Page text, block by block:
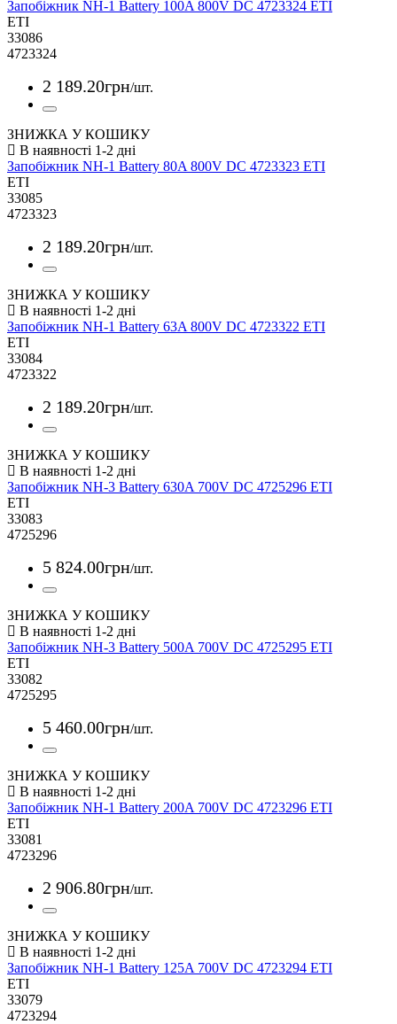
Запобіжник NH-1 Battery 100A 800V DC 4723324 ETI
ETI
33086
4723324
2 189.20грн/шт.
ЗНИЖКА У КОШИКУ
Запобіжник NH-1 Battery 80A 800V DC 4723323 ETI
ETI
33085
4723323
2 189.20грн/шт.
ЗНИЖКА У КОШИКУ
Запобіжник NH-1 Battery 63A 800V DC 4723322 ETI
ETI
33084
4723322
2 189.20грн/шт.
ЗНИЖКА У КОШИКУ
Запобіжник NH-3 Battery 630A 700V DC 4725296 ETI
ETI
33083
4725296
5 824.00грн/шт.
ЗНИЖКА У КОШИКУ
Запобіжник NH-3 Battery 500A 700V DC 4725295 ETI
ETI
33082
4725295
5 460.00грн/шт.
ЗНИЖКА У КОШИКУ
Запобіжник NH-1 Battery 200A 700V DC 4723296 ETI
ETI
33081
4723296
2 906.80грн/шт.
ЗНИЖКА У КОШИКУ
Запобіжник NH-1 Battery 125A 700V DC 4723294 ETI
ETI
33079
4723294